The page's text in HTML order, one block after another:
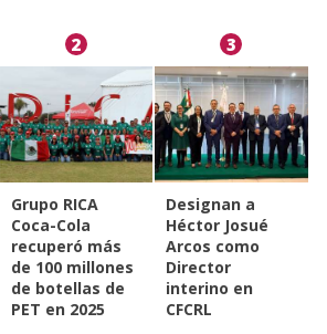
2
Grupo RICA
Coca-Cola
recuperó más
de 100 millones
de botellas de
PET en 2025
3
Designan a
Héctor Josué
Arcos como
Director
interino en
CFCRL